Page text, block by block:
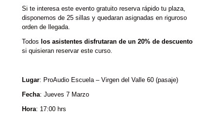
Si te interesa este evento gratuito reserva rápido tu plaza,
disponemos de 25 sillas y quedaran asignadas en riguroso
orden de llegada.
Todos los asistentes disfrutaran de un 20% de descuento
si quisieran reservar este curso.
Lugar: ProAudio Escuela – Virgen del Valle 60 (pasaje)
Fecha: Jueves 7 Marzo
Hora: 17:00 hrs